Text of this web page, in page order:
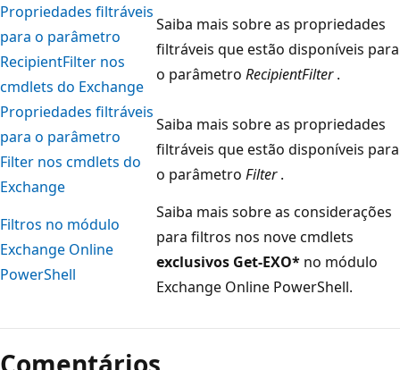
Propriedades filtráveis
para o parâmetro
RecipientFilter nos
cmdlets do Exchange
Saiba mais sobre as propriedades
filtráveis que estão disponíveis para
o parâmetro RecipientFilter.
Propriedades filtráveis
para o parâmetro
Filter nos cmdlets do
Exchange
Saiba mais sobre as propriedades
filtráveis que estão disponíveis para
o parâmetro Filter.
Filtros no módulo
Exchange Online
PowerShell
Saiba mais sobre as considerações
para filtros nos nove cmdlets
exclusivos Get-EXO* no módulo
Exchange Online PowerShell.